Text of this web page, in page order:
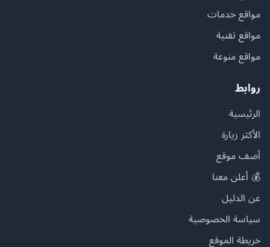
مواقع خدمات
مواقع تقنية
مواقع منوعة
روابط
الرئيسية
الأكثر زيارة
أضف موقع
💰 أعلن معنا
عن الدليل
سياسة الخصوصية
خريطة الموقع